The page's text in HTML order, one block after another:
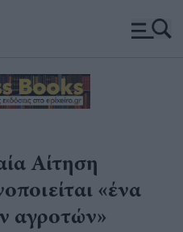
Αίτηση
«ένα
αγροτών»